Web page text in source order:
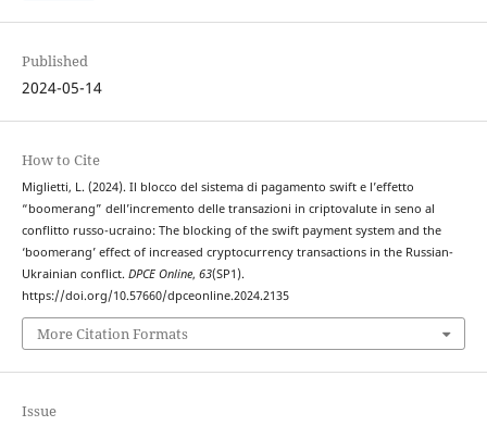
Published
2024-05-14
How to Cite
Miglietti, L. (2024). Il blocco del sistema di pagamento swift e l’effetto
“boomerang” dell’incremento delle transazioni in criptovalute in seno al
conflitto russo-ucraino: The blocking of the swift payment system and the
‘boomerang’ effect of increased cryptocurrency transactions in the Russian-
Ukrainian conflict. DPCE Online, 63(SP1).
https://doi.org/10.57660/dpceonline.2024.2135
More Citation Formats
Issue